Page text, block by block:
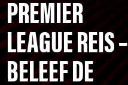
PREMIER
LEAGUE REIS –
BELEEF DE